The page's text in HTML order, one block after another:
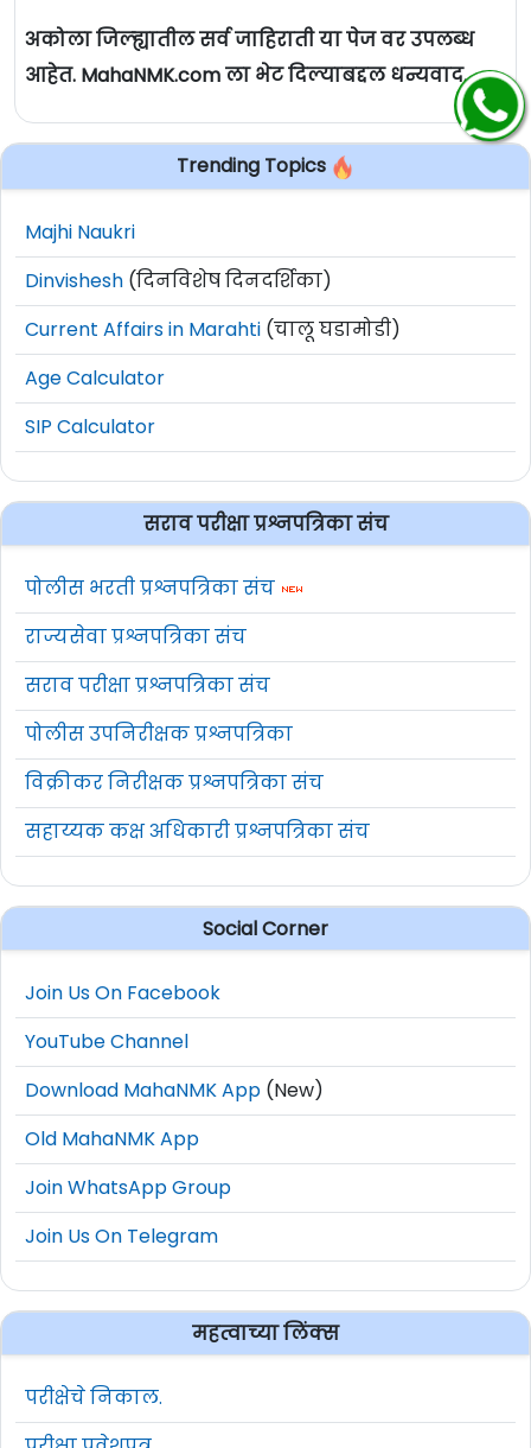
अकोला जिल्ह्यातील सर्व जाहिराती या पेज वर उपलब्ध
आहेत. MahaNMK.com ला भेट दिल्याबद्दल धन्यवाद.
Trending Topics
Majhi Naukri
Dinvishesh (दिनविशेष दिनदर्शिका)
Current Affairs in Marahti (चालू घडामोडी)
Age Calculator
SIP Calculator
सराव परीक्षा प्रश्नपत्रिका संच
पोलीस भरती प्रश्नपत्रिका संच
राज्यसेवा प्रश्नपत्रिका संच
सराव परीक्षा प्रश्नपत्रिका संच
पोलीस उपनिरीक्षक प्रश्नपत्रिका
विक्रीकर निरीक्षक प्रश्नपत्रिका संच
सहाय्यक कक्ष अधिकारी प्रश्नपत्रिका संच
Social Corner
Join Us On Facebook
YouTube Channel
Download MahaNMK App (New)
Old MahaNMK App
Join WhatsApp Group
Join Us On Telegram
महत्वाच्या लिंक्स
परीक्षेचे निकाल.